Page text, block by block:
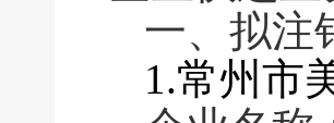
一、拟注
1.常州市